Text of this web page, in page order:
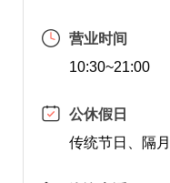
营业时间
10:30~21:00
公休假日
传统节日、隔